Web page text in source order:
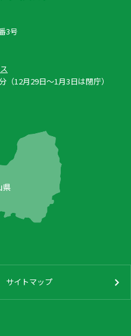
3号
12月29日〜1月3日は閉庁）
サイトマップ